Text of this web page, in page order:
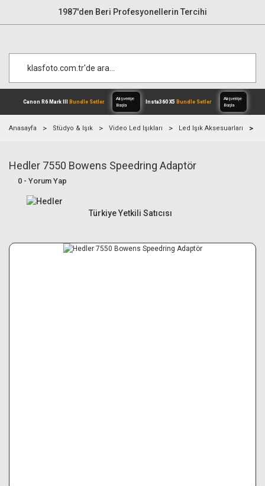
1987'den Beri Profesyonellerin Tercihi
Canon R6 Mark IIIBundle Setler
Alışverişe
Anasayfa Stüdyo & Işık Video Led Işıkları Led Işık Aksesuarları
Hedler 7550 Bowens Speedring Adaptör
0 - Yorum Yap
Türkiye Yetkili Satıcısı